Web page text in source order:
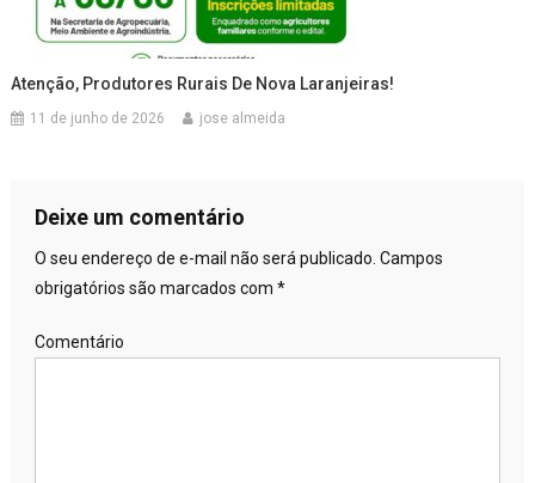
Atenção, Produtores Rurais De Nova Laranjeiras!
11 de junho de 2026 jose almeida
Deixe um comentário
O seu endereço de e-mail não será publicado. Campos
obrigatórios são marcados com *
Comentário